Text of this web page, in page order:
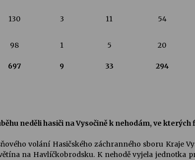
130 3 11 54
98 1 5 20
697 9 33 294
neděli hasiči na Vysočině k nehodám, ve
volání Hasičského záchranného sboru Kraje
na Havlíčkobrodsku. K nehodě vyjela jednotka